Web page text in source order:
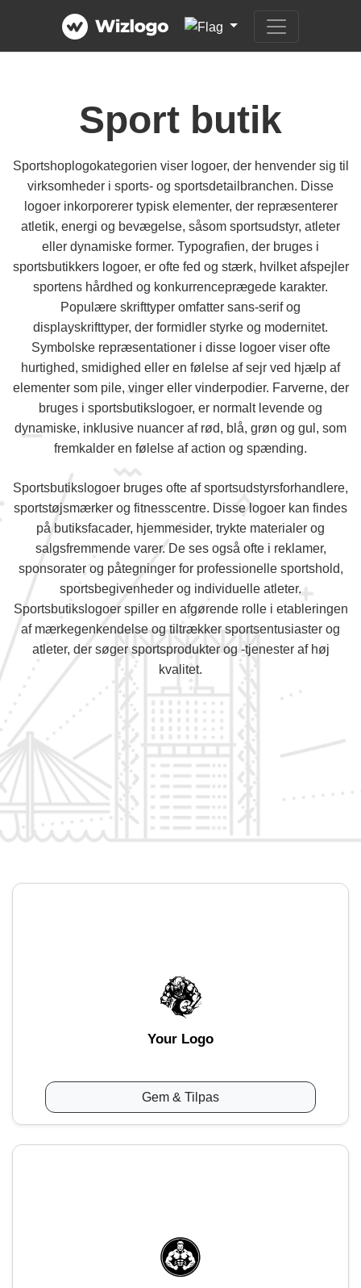
Sport butik
Sportshoplogokategorien viser logoer, der henvender sig til
virksomheder i sports- og sportsdetailbranchen. Disse
logoer inkorporerer typisk elementer, der repræsenterer
atletik, energi og bevægelse, såsom sportsudstyr, atleter
eller dynamiske former. Typografien, der bruges i
sportsbutikkers logoer, er ofte fed og stærk, hvilket afspejler
sportens hårdhed og konkurrenceprægede karakter.
Populære skrifttyper omfatter sans-serif og
displayskrifttyper, der formidler styrke og modernitet.
Symbolske repræsentationer i disse logoer viser ofte
hurtighed, smidighed eller en følelse af sejr ved hjælp af
elementer som pile, vinger eller vinderpodier. Farverne, der
bruges i sportsbutikslogoer, er normalt levende og
dynamiske, inklusive nuancer af rød, blå, grøn og gul, som
fremkalder en følelse af action og spænding.
Sportsbutikslogoer bruges ofte af sportsudstyrsforhandlere,
sportstøjsmærker og fitnesscentre. Disse logoer kan findes
på butiksfacader, hjemmesider, trykte materialer og
salgsfremmende varer. De ses også ofte i reklamer,
sponsorater og påtegninger for professionelle sportshold,
sportsbegivenheder og individuelle atleter.
Sportsbutikslogoer spiller en afgørende rolle i etableringen
af mærkegenkendelse og tiltrækker sportsentusiaster og
atleter, der søger sportsprodukter og -tjenester af høj
kvalitet.
Your Logo
Gem & Tilpas